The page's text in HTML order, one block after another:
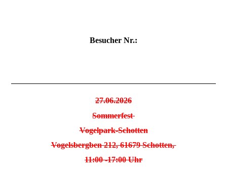
Besucher Nr.:
27.06.2026
Sommerfest
Vogelpark-Schotten
Vogelsbergben 212, 61679 Schotten,
11:00 -17:00 Uhr